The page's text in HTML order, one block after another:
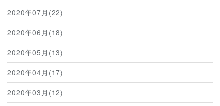
2020年07月(22)
2020年06月(18)
2020年05月(13)
2020年04月(17)
2020年03月(12)